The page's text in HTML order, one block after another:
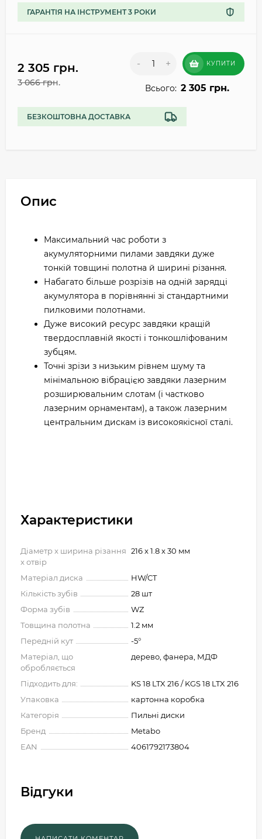
ГАРАНТІЯ НА ІНСТРУМЕНТ 3 РОКИ
2 305 грн.
3 066 грн.
- + КУПИТИ
Всього: 2 305 грн.
БЕЗКОШТОВНА ДОСТАВКА
Опис
Максимальний час роботи з
акумуляторними пилами завдяки дуже
тонкій товщині полотна й ширині різання.
Набагато більше розрізів на одній зарядці
акумулятора в порівнянні зі стандартними
пилковими полотнами.
Дуже високий ресурс завдяки кращій
твердосплавній якості і тонкошліфованим
зубцям.
Точні зрізи з низьким рівнем шуму та
мінімальною вібрацією завдяки лазерним
розширювальним слотам (і частково
лазерним орнаментам), а також лазерним
центральним дискам із високоякісної сталі.
Характеристики
Діаметр x ширина різання
x отвір
216 x 1.8 x 30 мм
Матеріал диска
HW/CT
Кількість зубів
28 шт
Форма зубів
WZ
Товщина полотна
1.2 мм
Передній кут
-5°
Матеріал, що
обробляється
дерево, фанера, МДФ
Підходить для:
KS 18 LTX 216 / KGS 18 LTX 216
Упаковка
картонна коробка
Категорія
Пильні диски
Бренд
Metabo
EAN
4061792173804
Відгуки